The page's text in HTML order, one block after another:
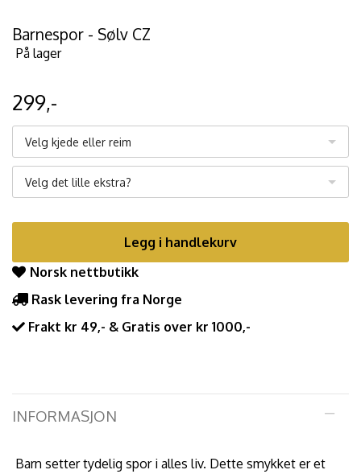
Barnespor - Sølv CZ
På lager
299,-
Velg kjede eller reim
Velg det lille ekstra?
Legg i handlekurv
Norsk nettbutikk
Rask levering fra Norge
Frakt kr 49,- & Gratis over kr 1000,-
INFORMASJON
Barn setter tydelig spor i alles liv. Dette smykket er et